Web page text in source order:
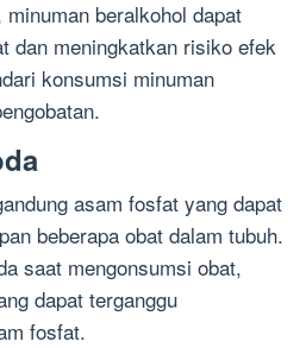
beralkohol dapat
dan meningkatkan risiko efek
konsumsi minuman
asam fosfat yang dapat
beberapa obat dalam tubuh.
saat mengonsumsi obat,
dapat terganggu
fosfat.